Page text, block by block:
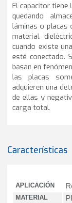
El capacitor tiene
quedando
láminas o placas
material
cuando existe
esté conectado.
basan en
las placas
adquieren una
de ellas y
carga total.
Características
APLICACIÓN
MATERIAL